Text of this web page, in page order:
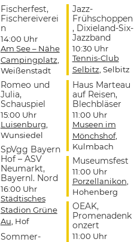
Fischerfest,
Fischereiverei
n
14:00 Uhr
Am See – Nähe
Campingplatz
Weißenstadt
Romeo und
Julia,
Schauspiel
15:00 Uhr
Luisenburg
Wunsiedel
SpVgg Bayern
Hof – ASV
Neumarkt,
Bayernl. Nord
16:00 Uhr
Städtisches
Stadion Grüne
Au , Hof
Sommer-
Jazz-
Frühschoppen
, Dixieland-Six-
Jazzband
10:30 Uhr
Tennis-Club
Selbitz , Selbitz
Haus Marteau
auf Reisen,
Blechbläser
11:00 Uhr
Museen im
Mönchshof,
Kulmbach
Museumsfest
11:00 Uhr
Porzellanikon
Hohenberg
OEAK,
Promenadenk
onzert
11:00 Uhr